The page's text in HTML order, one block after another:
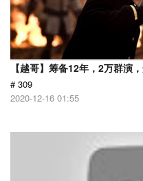
【越哥】筹备12年，2万群演
# 309
2020-12-16 01:55